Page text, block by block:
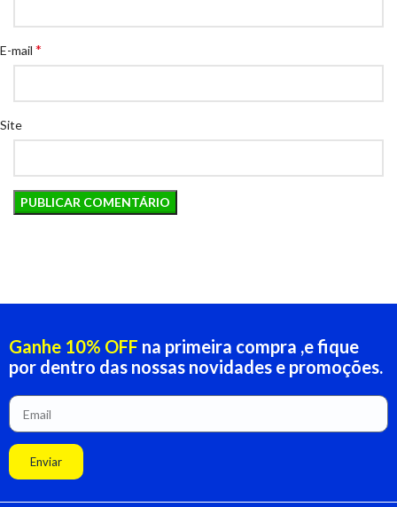
E-mail *
Site
Ganhe 10% OFF na primeira compra ,e fique
por dentro das nossas novidades e promoções.
Enviar